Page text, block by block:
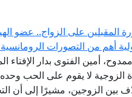
على الزواج.. عضو
أهم من التصورات
أمين الفتوى بدار الإفتاء
الزوجية لا يقوم على الحب
بين الزوجين، مشيرًا إلى أن